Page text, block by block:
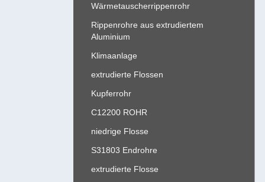
Wärmetauscherrippenrohr
Rippenrohre aus extrudiertem
Aluminium
Klimaanlage
extrudierte Flossen
Kupferrohr
C12200 ROHR
niedrige Flosse
S31803 Endrohre
extrudierte Flosse